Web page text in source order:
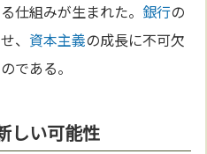
仕組みが生まれた。 銀行の
、 資本主義の成長に不可欠
である。
しい可能性